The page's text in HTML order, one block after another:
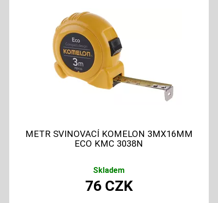
METR SVINOVACÍ KOMELON 3MX16MM
ECO KMC 3038N
Skladem
76 CZK